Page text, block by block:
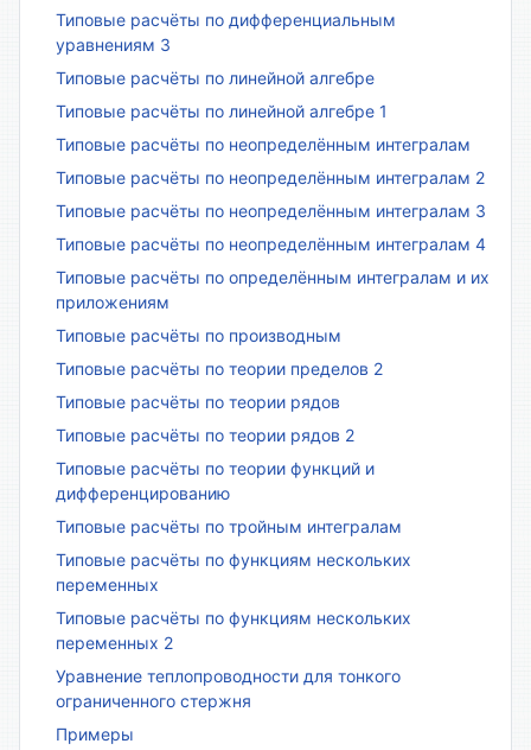
Типовые расчёты по дифференциальным
уравнениям 3
Типовые расчёты по линейной алгебре
Типовые расчёты по линейной алгебре 1
Типовые расчёты по неопределённым интегралам
Типовые расчёты по неопределённым интегралам 2
Типовые расчёты по неопределённым интегралам 3
Типовые расчёты по неопределённым интегралам 4
Типовые расчёты по определённым интегралам и их
приложениям
Типовые расчёты по производным
Типовые расчёты по теории пределов 2
Типовые расчёты по теории рядов
Типовые расчёты по теории рядов 2
Типовые расчёты по теории функций и
дифференцированию
Типовые расчёты по тройным интегралам
Типовые расчёты по функциям нескольких
переменных
Типовые расчёты по функциям нескольких
переменных 2
Уравнение теплопроводности для тонкого
ограниченного стержня
Примеры